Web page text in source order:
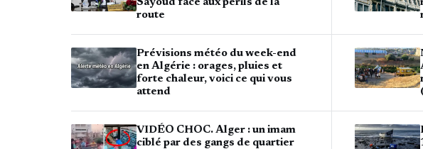
Sayoud face aux périls de la
route
Prévisions météo du week-end
en Algérie : orages, pluies et
forte chaleur, voici ce qui vous
attend
VIDÉO CHOC. Alger : un imam
ciblé par des gangs de quartier